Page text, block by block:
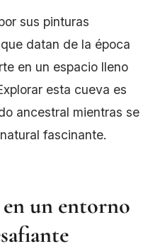
sus pinturas
datan de la época
en un espacio lleno
esta cueva es
ancestral mientras se
fascinante.
un entorno